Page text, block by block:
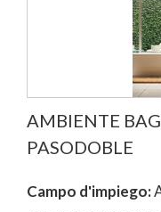
AMBIENTE
PASODOBLE
Campo d'impiego: